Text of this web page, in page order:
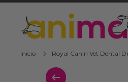
Ir directamente al
Inicio Royal Canin Vet Dental